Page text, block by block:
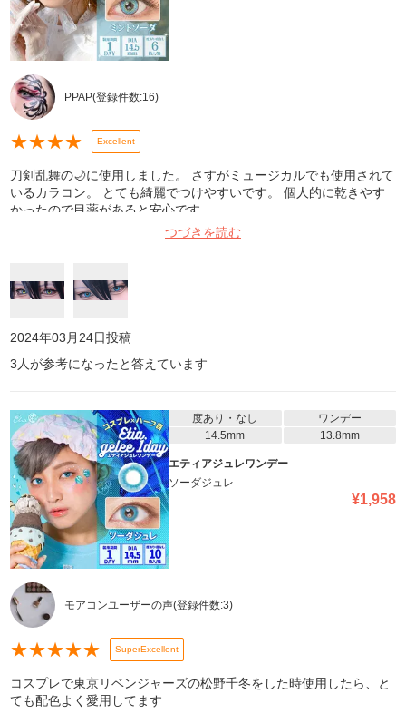
PPAP(登録件数:16)
★★★★ Excellent
刀剣乱舞の🌙に使用しました。 さすがミュージカルでも使用されて
いるカラコン。 とても綺麗でつけやすいです。 個人的に乾きやす
かったので目薬があると安心です。
つづきを読む
2024年03月24日投稿
3 人が参考になったと答えています
度あり・なし
ワンデー
14.5mm
13.8mm
エティアジュレワンデー
ソーダジュレ
¥1,958
モアコンユーザーの声(登録件数:3)
★★★★★ SuperExcellent
コスプレで東京リベンジャーズの松野千冬をした時使用したら、と
ても配色よく愛用してます